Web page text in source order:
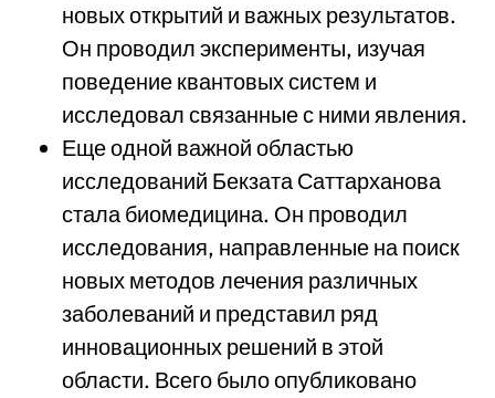
новых открытий и важных результатов.
Он проводил эксперименты, изучая
поведение квантовых систем и
исследовал связанные с ними явления.
Еще одной важной областью
исследований Бекзата Саттарханова
стала биомедицина. Он проводил
исследования, направленные на поиск
новых методов лечения различных
заболеваний и представил ряд
инновационных решений в этой
области. Всего было опубликовано